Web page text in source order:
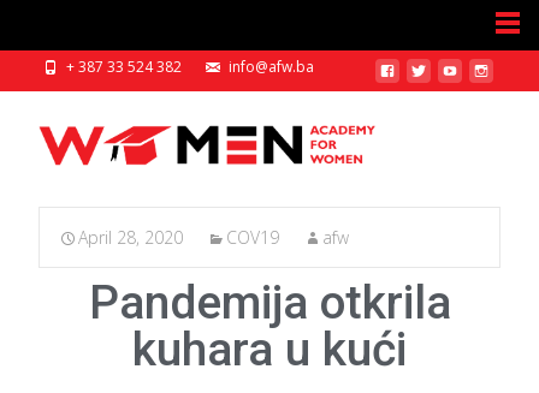
+ 387 33 524 382 info@afw.ba
April 28, 2020 COV19 afw
Pandemija otkrila
kuhara u kući